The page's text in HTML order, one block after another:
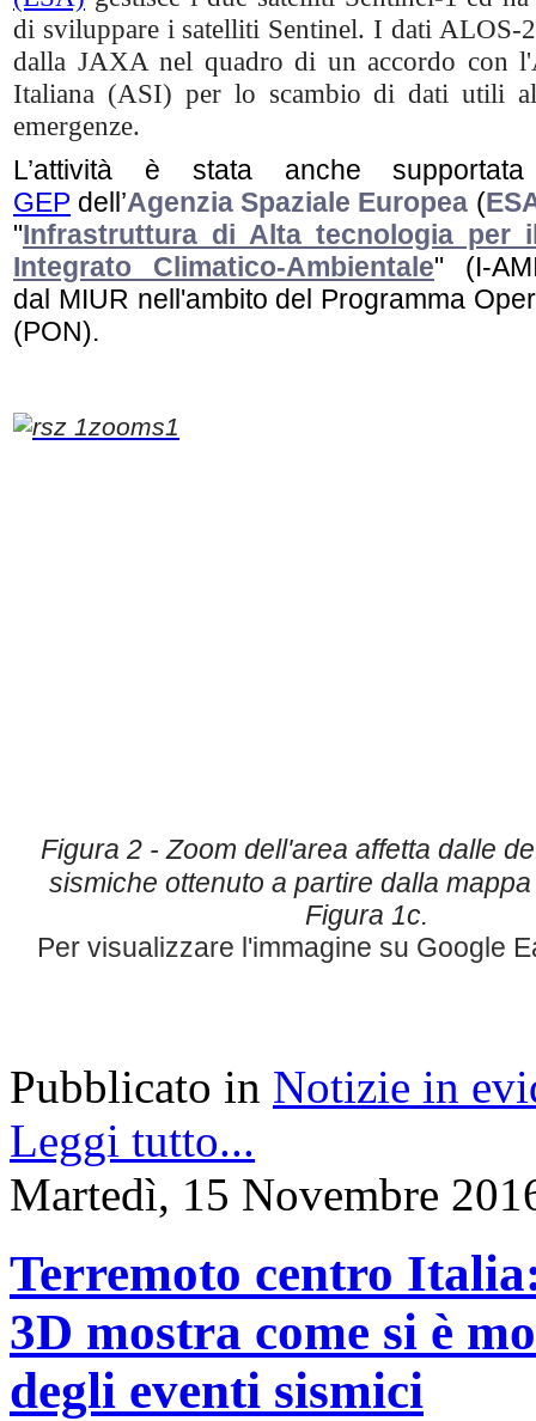
di sviluppare i satelliti Sentinel. I dati ALOS-
dalla JAXA nel quadro di un accordo con
Italiana (ASI) per lo scambio di dati utili
emergenze.
L’attività è stata anche
GEP dell’Agenzia Spaziale Europea (
"Infrastruttura di Alta tecnologia per
Integrato Climatico-Ambientale" (I-
dal MIUR nell'ambito del Programma
(PON).
Figura 2 - Zoom dell'area affetta dalle
sismiche ottenuto a partire dalla
Figura 1c.
Per visualizzare l'immagine su Google
Pubblicato in Notizie in
Leggi tutto...
Martedì, 15 Novembre
Terremoto centro
3D mostra come si è
degli eventi sismici